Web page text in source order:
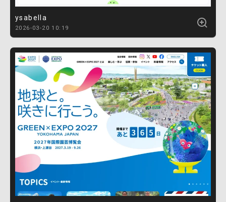
ysabella
2026-03-20 10:19